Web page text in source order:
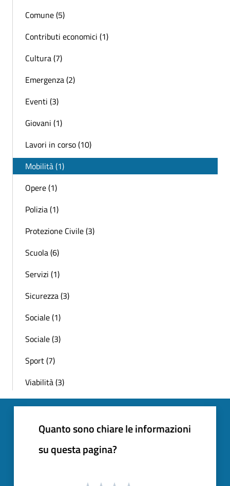
Comune (5)
Contributi economici (1)
Cultura (7)
Emergenza (2)
Eventi (3)
Giovani (1)
Lavori in corso (10)
Mobilità (1)
Opere (1)
Polizia (1)
Protezione Civile (3)
Scuola (6)
Servizi (1)
Sicurezza (3)
Sociale (1)
Sociale (3)
Sport (7)
Viabilità (3)
Quanto sono chiare le informazioni
su questa pagina?